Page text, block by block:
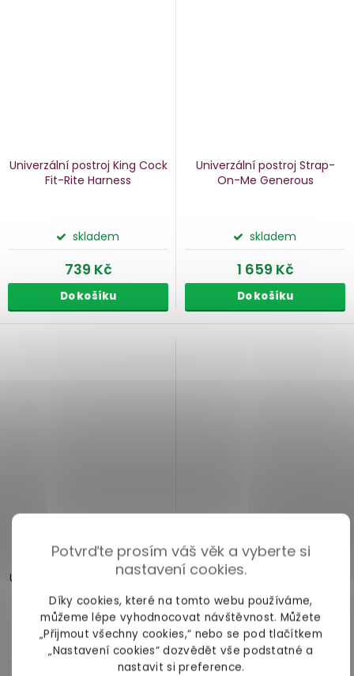
Potvrďte prosím váš věk a vyberte si
nastavení cookies.
Díky cookies, které na tomto webu používáme,
můžeme lépe vyhodnocovat návštěvnost. Můžete
„Přijmout všechny cookies,“ nebo se pod tlačítkem
„Nastavení cookies“ dozvědět vše podstatné a
nastavit si preference.
Univerzální postroj King Cock
Fit-Rite Harness
skladem
739 Kč
Do košíku
Univerzální postroj Strap-
On-Me Generous
skladem
1 659 Kč
Do košíku
Univerzální postroj The Regal
Duchess
dostupnost neznámá